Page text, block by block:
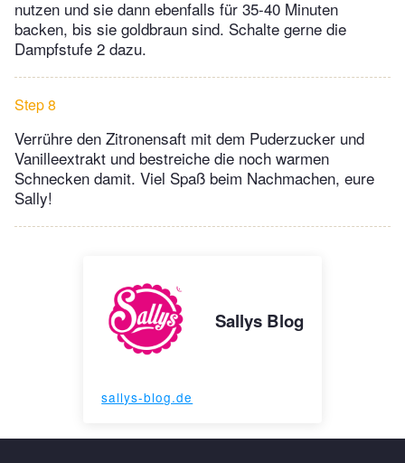
nutzen und sie dann ebenfalls für 35-40 Minuten
backen, bis sie goldbraun sind. Schalte gerne die
Dampfstufe 2 dazu.
Step 8
Verrühre den Zitronensaft mit dem Puderzucker und
Vanilleextrakt und bestreiche die noch warmen
Schnecken damit. Viel Spaß beim Nachmachen, eure
Sally!
Sallys Blog
sallys-blog.de